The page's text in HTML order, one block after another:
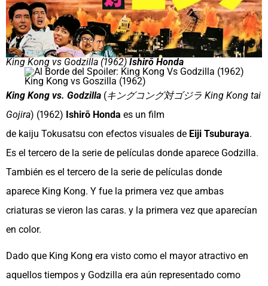
King Kong vs Godzilla (1962) Ishirō Honda
King Kong vs Goszilla (1962)
King Kong vs. Godzilla (キングコング対ゴジラ King Kong tai
Gojira) (1962) Ishirō Honda es un film
de kaiju Tokusatsu con efectos visuales de Eiji Tsuburaya.
Es el tercero de la serie de películas donde aparece Godzilla.
También es el tercero de la serie de películas donde
aparece King Kong. Y fue la primera vez que ambas
criaturas se vieron las caras. y la primera vez que aparecían
en color.
Dado que King Kong era visto como el mayor atractivo en
aquellos tiempos​ y Godzilla era aún representado como